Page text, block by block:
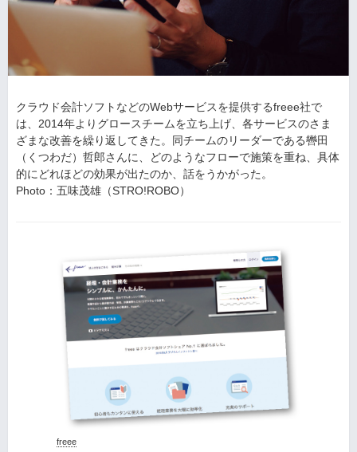
クラウド会計ソフトなどのWebサービスを提供するfreee社で
は、2014年よりグロースチームを立ち上げ、各サービスのさま
ざまな改善を繰り返してきた。同チームのリーダーである轡田
（くつわだ）哲郎さんに、どのようなフローで施策を重ね、具体
的にどれほどの効果が出たのか、話をうかがった。
Photo：五味茂雄（STRO!ROBO）
freee